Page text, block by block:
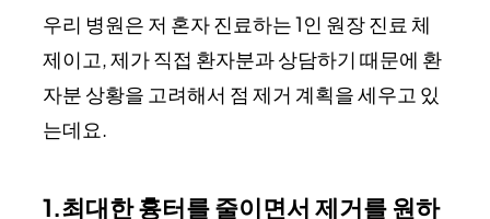
우리 병원은 저 혼자 진료하는 1인 원장 진료 체
제이고, 제가 직접 환자분과 상담하기 때문에 환
자분 상황을 고려해서 점 제거 계획을 세우고 있
는데요.
1.최대한 흉터를 줄이면서 제거를 원하